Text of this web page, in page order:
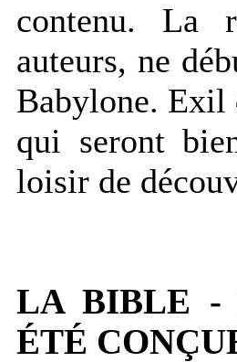
contenu. La
auteurs, ne
Babylone. Exil
qui seront
loisir de
LA BIBLE -
ÉTÉ